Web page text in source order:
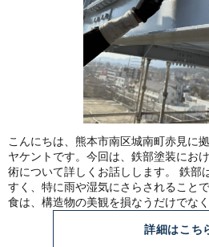
こんにちは、熊本市南区城南町赤見に
ヤケントです。今回は、鉄部塗装にお
術について詳しくお話しします。 鉄部
すく、特に雨や湿気にさらされること
食は、構造物の美観を損なうだけでな
詳細はこち